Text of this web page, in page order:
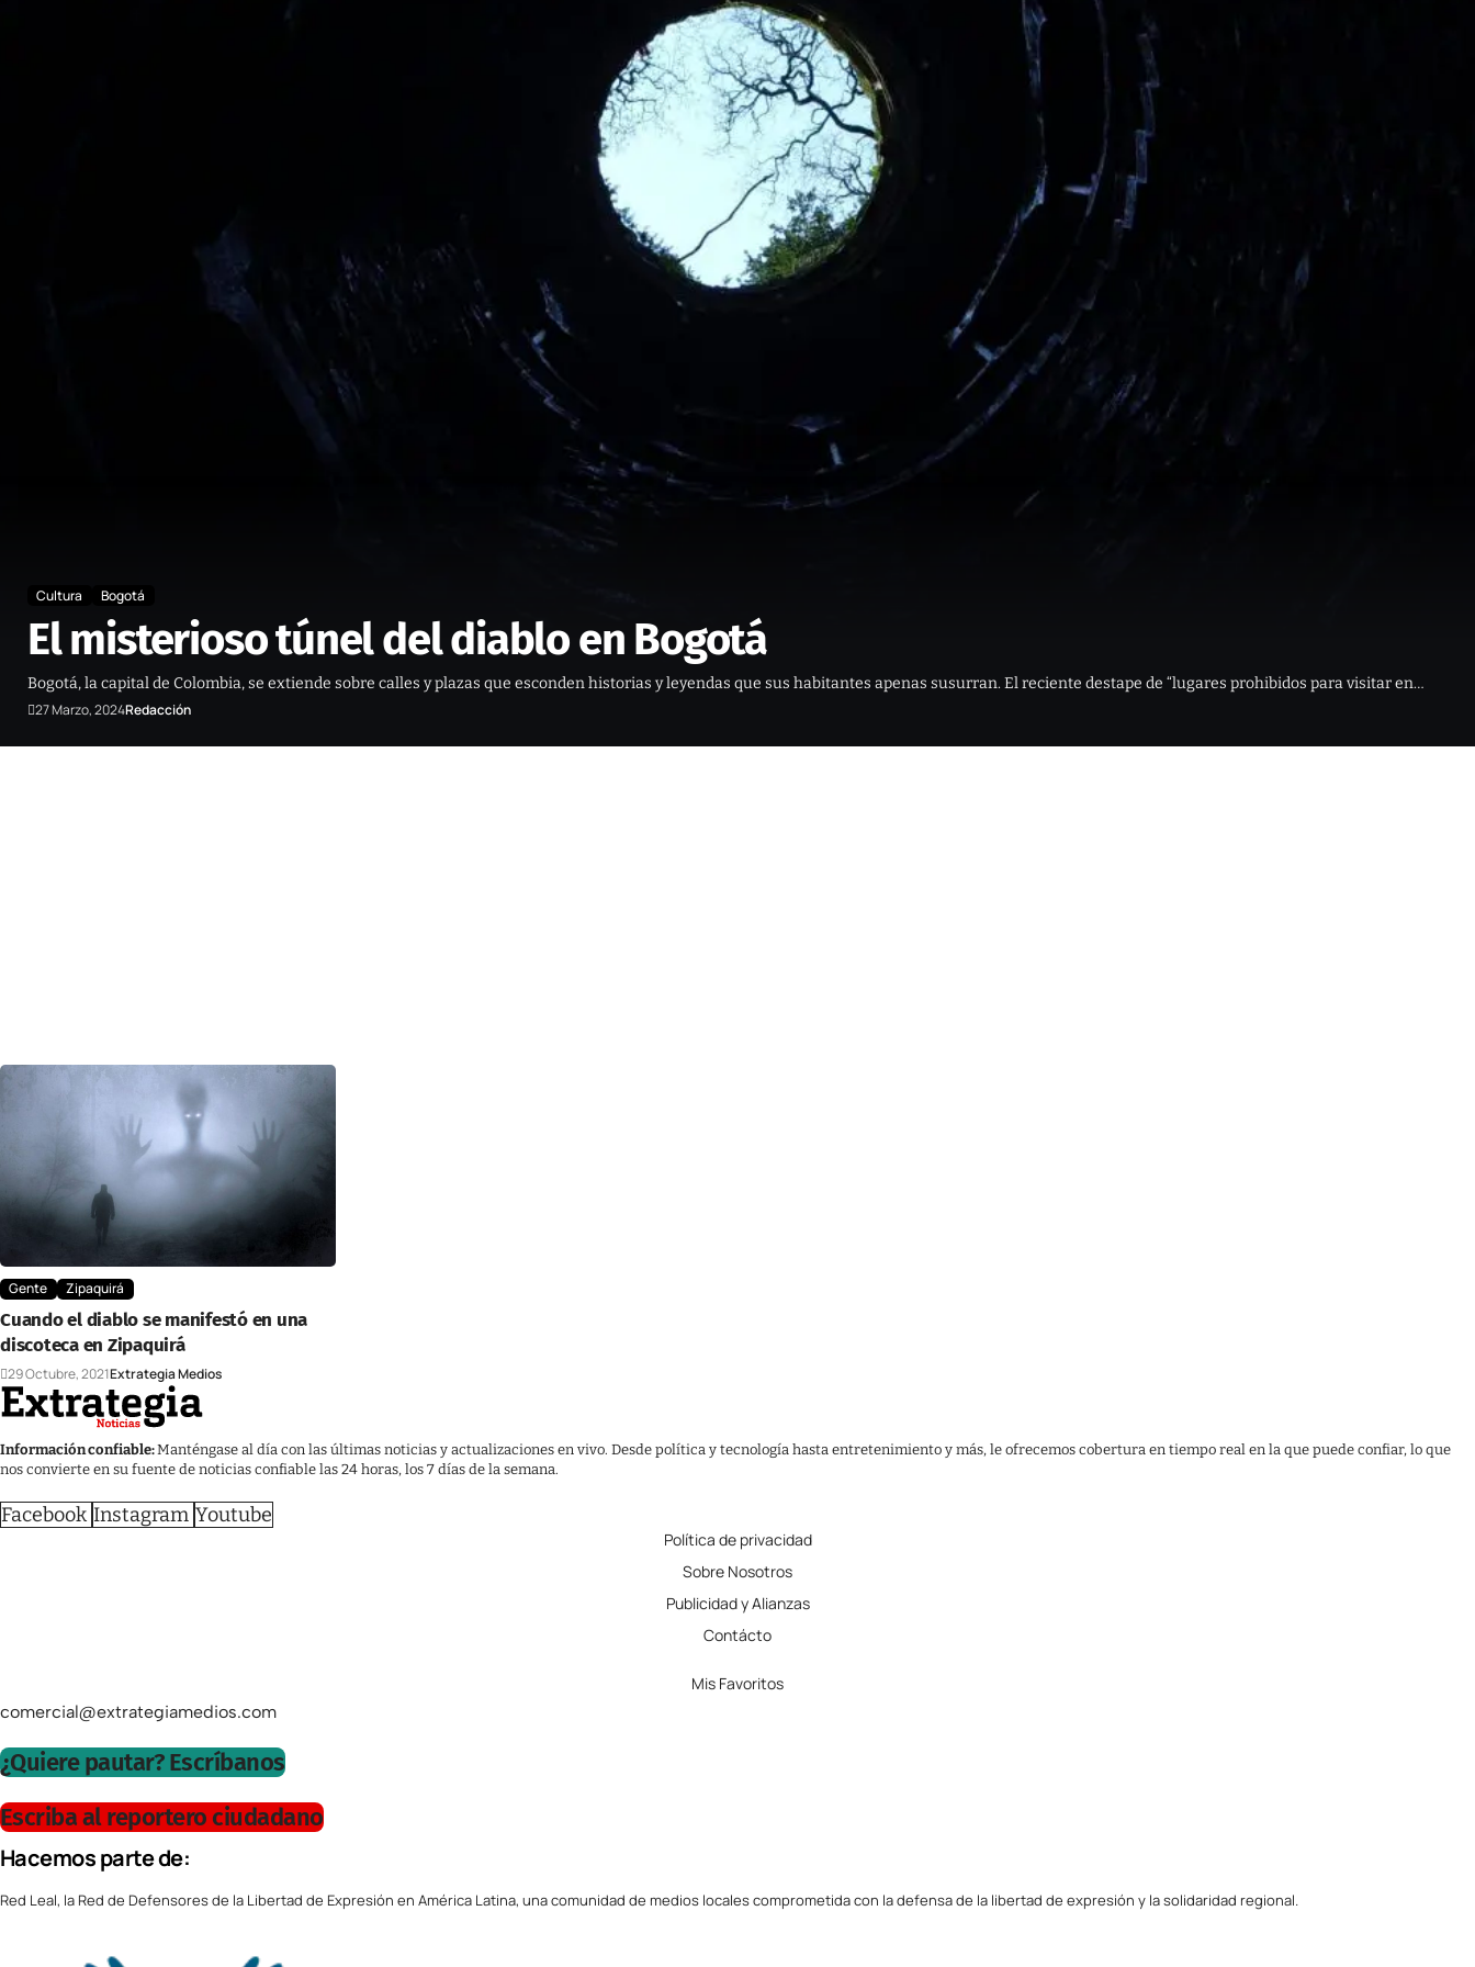
Cultura Bogotá
El misterioso túnel del diablo en Bogotá
Bogotá, la capital de Colombia, se extiende sobre calles y plazas que esconden historias y leyendas que sus habitantes apenas susurran. El reciente destape de “lugares prohibidos para visitar en…
27 Marzo, 2024Redacción
Gente Zipaquirá
Cuando el diablo se manifestó en una
discoteca en Zipaquirá
29 Octubre, 2021Extrategia Medios
Información confiable:Manténgase al día con las últimas noticias y actualizaciones en vivo. Desde política y tecnología hasta entretenimiento y más, le ofrecemos cobertura en tiempo real en la que puede confiar, lo que
nos convierte en su fuente de noticias confiable las 24 horas, los 7 días de la semana.
Facebook Instagram Youtube
Política de privacidad
Sobre Nosotros
Publicidad y Alianzas
Contácto
Mis Favoritos
comercial@extrategiamedios.com
¿Quiere pautar? Escríbanos
Escriba al reportero ciudadano
Hacemos parte de:
Red Leal, la Red de Defensores de la Libertad de Expresión en América Latina, una comunidad de medios locales comprometida con la defensa de la libertad de expresión y la solidaridad regional.